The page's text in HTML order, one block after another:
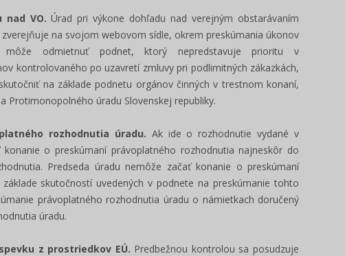
nad VO. Úrad pri výkone dohľadu nad verejným obstarávaním
na svojom webovom sídle, okrem preskúmania úkonov
odmietnuť podnet, ktorý nepredstavuje prioritu v
kontrolovaného po uzavretí zmluvy pri podlimitných zákazkách,
na základe podnetu orgánov činných v trestnom konaní,
Protimonopolného úradu Slovenskej republiky.
rozhodnutia úradu. Ak ide o rozhodnutie vydané v
o preskúmaní právoplatného rozhodnutia najneskôr do
Predseda úradu nemôže začať konanie o preskúmaní
skutočností uvedených v podnete na preskúmanie tohto
právoplatného rozhodnutia úradu o námietkach doručený
úradu.
z prostriedkov EÚ. Predbežnou kontrolou sa posudzuje